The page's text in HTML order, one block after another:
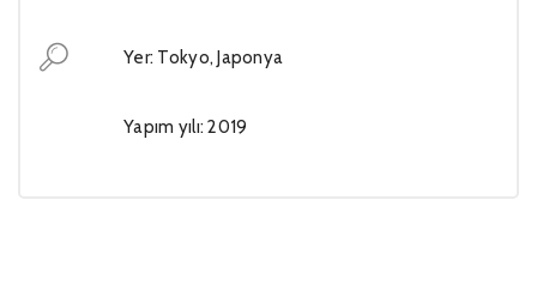
Yer: Tokyo, Japonya
Yapım yılı: 2019